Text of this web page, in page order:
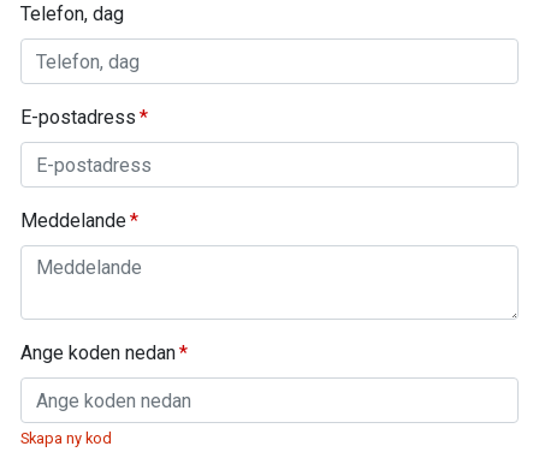
Telefon, dag
E-postadress
Meddelande
Ange koden nedan
Skapa ny kod